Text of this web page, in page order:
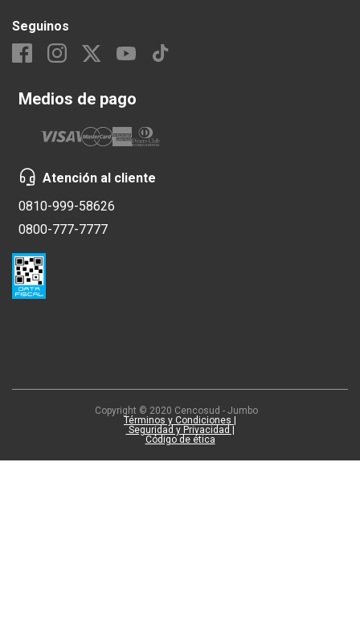
Seguinos
Medios de pago
Atención al cliente
0810-999-58626
0800-777-7777
Copyright © 2020 Cencosud - Jumbo
Términos y Condiciones |
Seguridad y Privacidad |
Código de ética